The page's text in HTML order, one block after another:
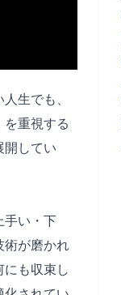
生でも、
を重視する
開してい
手い・下
術が磨かれ
にも収束し